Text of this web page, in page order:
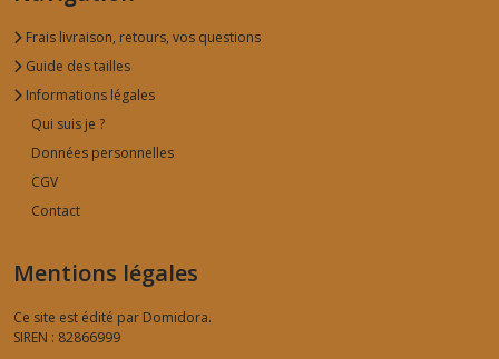
Frais livraison, retours, vos questions
Guide des tailles
Informations légales
Qui suis je ?
Données personnelles
CGV
Contact
Mentions légales
Ce site est édité par Domidora.
SIREN : 82866999